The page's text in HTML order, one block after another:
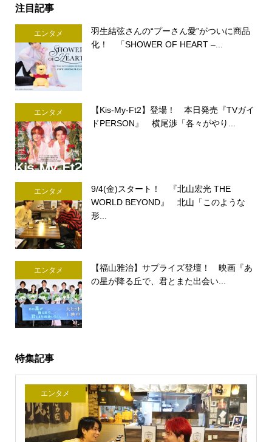
注目記事
エンタメ
羽生結弦さんの“プーさん愛”がついに商品
化！ 「SHOWER OF HEART –...
エンタメ
【Kis-My-Ft2】登場！ 本日発売『TVガイ
ドPERSON』 横尾渉「各々がやり...
エンタメ
9/4(金)スタート！ 『北山宏光 THE
WORLD BEYOND』 北山「このような
形...
エンタメ
【福山雅治】サプライズ登壇！ 映画『あ
の星が降る丘で、君とまた出会い...
特集記事
エンタメ